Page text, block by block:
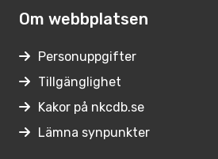
Om webbplatsen
Personuppgifter
Tillgänglighet
Kakor på nkcdb.se
Lämna synpunkter